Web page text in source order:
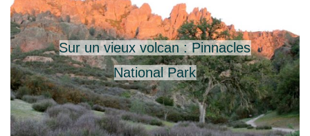
Sur un vieux volcan : Pinnacles
National Park